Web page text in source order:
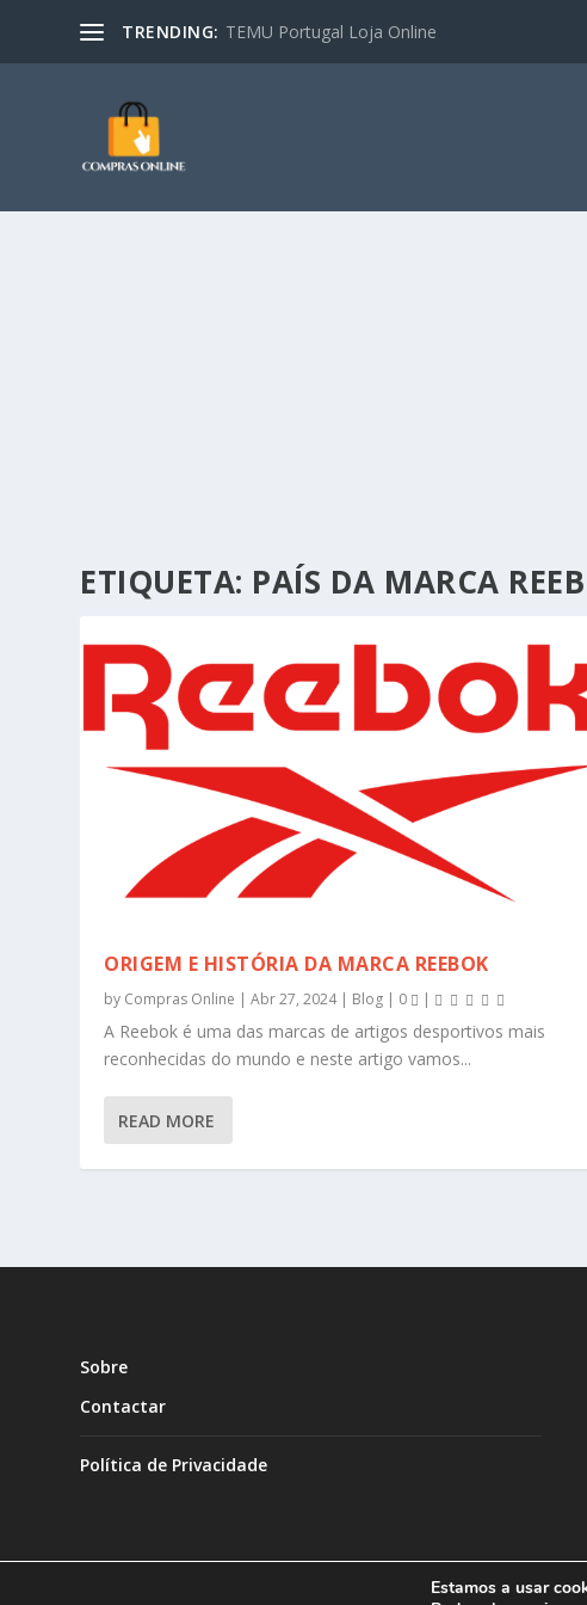
TRENDING: TEMU Portugal Loja Online
ETIQUETA: PAÍS DA MARCA
ORIGEM E HISTÓRIA DA MARCA REEBOK
by Compras Online |Abr 27, 2024| Blog 0
A Reebok é uma das marcas de artigos desportivos mais
reconhecidas do mundo e neste artigo vamos...
READ MORE
Sobre
Contactar
Política de Privacidade
Estamos a usar